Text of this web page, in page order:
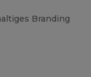
Branding